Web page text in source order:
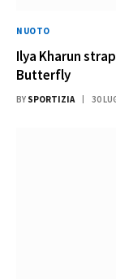
NUOTO
Ilya Kharun
Butterfly
BY SPORTIZIA 30